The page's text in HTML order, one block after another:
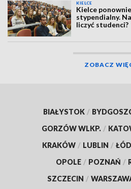
KIELCE
Kielce
stypendialny.
liczyć studenci?
ZOBACZ
BIAŁYSTOK /
GORZÓW WLKP. /
KRAKÓW / LUBLIN /
OPOLE / POZNAŃ /
SZCZECIN /